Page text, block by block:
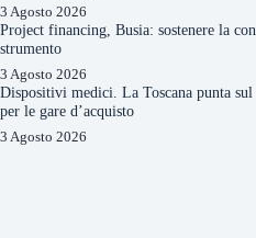
3 Agosto 2026
Project financing, Busia: sostenere la
strumento
3 Agosto 2026
Dispositivi medici. La Toscana punta sul
per le gare d’acquisto
3 Agosto 2026